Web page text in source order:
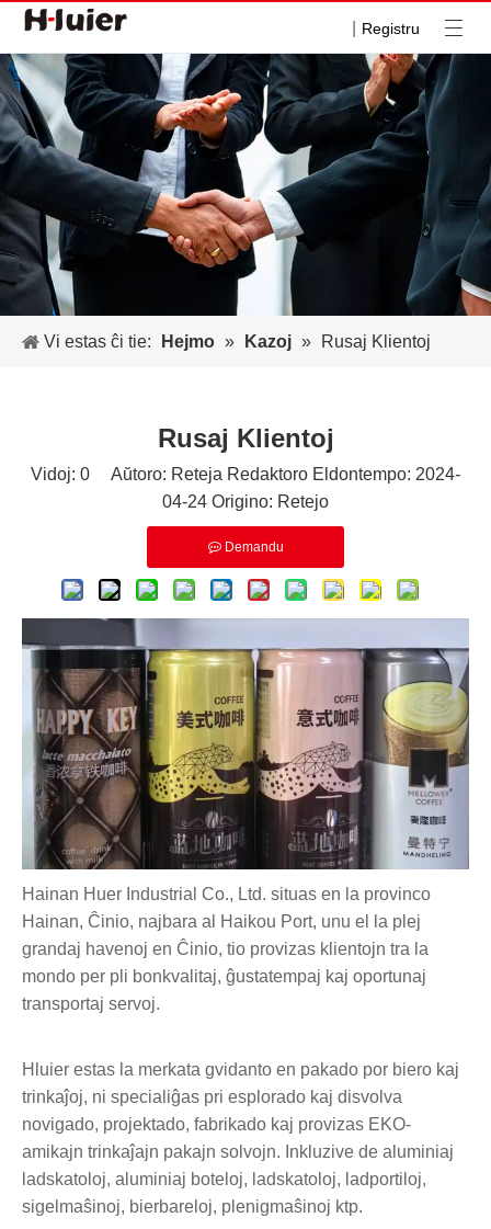
Registru
Vi estas ĉi tie: Hejmo » Kazoj » Rusaj Klientoj
Rusaj Klientoj
Vidoj: 0 Aŭtoro: Reteja Redaktoro Eldontempo: 2024-
04-24 Origino: Retejo
Demandu
Hainan Huer Industrial Co., Ltd. situas en la provinco
Hainan, Ĉinio, najbara al Haikou Port, unu el la plej
grandaj havenoj en Ĉinio, tio provizas klientojn tra la
mondo per pli bonkvalitaj, ĝustatempaj kaj oportunaj
transportaj servoj.
Hluier estas la merkata gvidanto en pakado por biero kaj
trinkaĵoj, ni specialiĝas pri esplorado kaj disvolva
novigado, projektado, fabrikado kaj provizas EKO-
amikajn trinkaĵajn pakajn solvojn. Inkluzive de aluminiaj
ladskatoloj, aluminiaj boteloj, ladskatoloj, ladportiloj,
sigelmaŝinoj, bierbareloj, plenigmaŝinoj ktp.